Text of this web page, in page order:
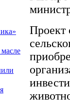
Проект